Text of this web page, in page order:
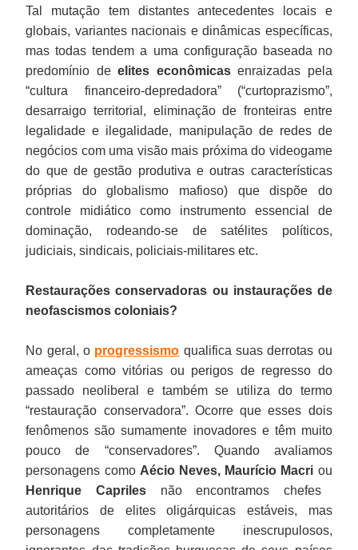
Tal mutação tem distantes antecedentes locais e
globais, variantes nacionais e dinâmicas específicas,
mas todas tendem a uma configuração baseada no
predomínio deelites econômicasenraizadas pela
“cultura financeiro-depredadora” (“curtoprazismo”,
desarraigo territorial, eliminação de fronteiras entre
legalidade e ilegalidade, manipulação de redes de
negócios com uma visão mais próxima do videogame
do que de gestão produtiva e outras características
próprias do globalismo mafioso) que dispõe do
controle midiático como instrumento essencial de
dominação, rodeando-se de satélites políticos,
judiciais, sindicais, policiais-militares etc.
Restaurações conservadoras ou instaurações de
neofascismos coloniais?
No geral, o progressismo qualifica suas derrotas ou
ameaças como vitórias ou perigos de regresso do
passado neoliberal e também se utiliza do termo
“restauração conservadora”. Ocorre que esses dois
fenômenos são sumamente inovadores e têm muito
pouco de “conservadores”. Quando avaliamos
personagens como Aécio Neves, Maurício Macri ou
Henrique Capriles não encontramos chefes
autoritários de elites oligárquicas estáveis, mas
personagens completamente inescrupulosos,